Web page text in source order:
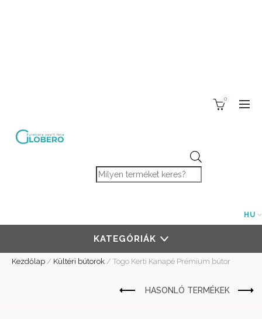
Products search
0
HU
KATEGÓRIÁK
Kezdőlap / Kültéri bútorok / Togo Kerti Kanapé Prémium bútor